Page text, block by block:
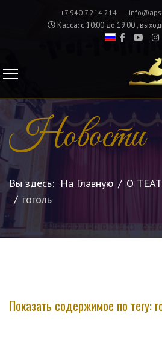
+7 940 7 214 214
Касса: с 10:00 до 19:00 ,
Новости
Вы здесь: На Главную О
гоголь
Показать содержимое по тегу: